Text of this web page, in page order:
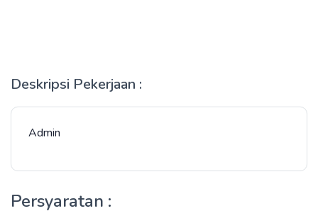
Deskripsi Pekerjaan :
Admin
Persyaratan :